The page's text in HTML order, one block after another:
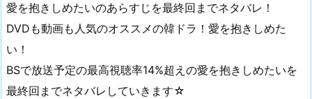
愛を抱きしめたいのあらすじを最終回までネタバレ！
DVDも動画も人気のオススメの韓ドラ！愛を抱きしめた
い！
BSで放送予定の最高視聴率14%超えの愛を抱きしめたいを
最終回までネタバレしていきます☆